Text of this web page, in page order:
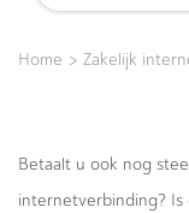
Home > Zakelijk
Betaalt u ook nog
internetverbinding? Is